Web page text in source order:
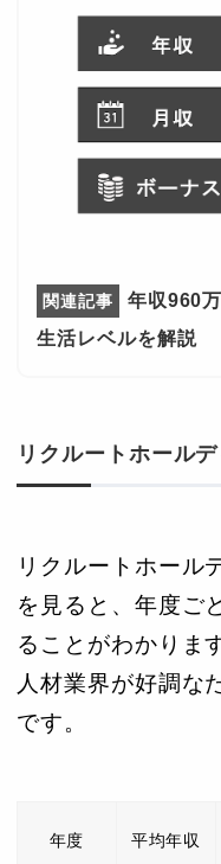
年収960
生活レベルを解説
リクルートホール
リクルートホール
を見ると、年度ご
ることがわかりま
人材業界が好調な
です。
年度 平均年収